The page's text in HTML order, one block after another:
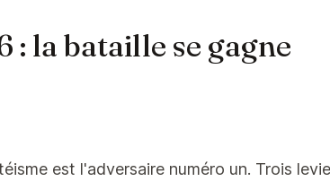
: la bataille se gagne
est l'adversaire numéro un. Trois